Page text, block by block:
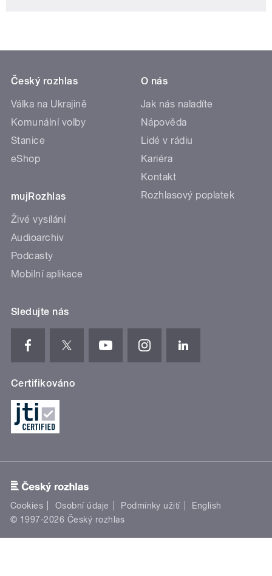
Český rozhlas
Válka na Ukrajině
Komunální volby
Stanice
eShop
mujRozhlas
Živé vysílání
Audioarchiv
Podcasty
Mobilní aplikace
O nás
Jak nás naladíte
Nápověda
Lidé v rádiu
Kariéra
Kontakt
Rozhlasový poplatek
Sledujte nás
Certifikováno
Cookies Osobní údaje Podmínky užití
English
© 1997-2026 Český rozhlas